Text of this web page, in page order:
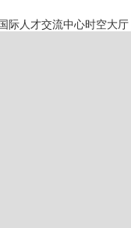
际人才交流中心时空大厅